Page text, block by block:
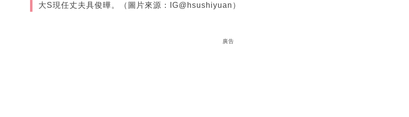
大S現任丈夫具俊曄。（圖片來源：IG@hsushiyuan）
廣告